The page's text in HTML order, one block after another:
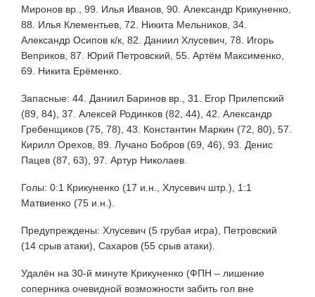
Миронов вр., 99. Илья Иванов, 90. Александр Крикуненко,
88. Илья Клементьев, 72. Никита Мельников, 34.
Александр Осипов к/к, 82. Даниил Хлусевич, 78. Игорь
Веприков, 87. Юрий Петровский, 55. Артём Максименко,
69. Никита Ерёменко.
Запасные: 44. Даниил Баринов вр., 31. Егор Прилепский
(89, 84), 37. Алексей Родинков (82, 44), 42. Александр
Гребенщиков (75, 78), 43. Константин Маркин (72, 80), 57.
Кирилл Орехов, 89. Лучано Бобров (69, 46), 93. Денис
Пацев (87, 63), 97. Артур Николаев.
Голы: 0:1 Крикуненко (17 и.н., Хлусевич штр.), 1:1
Матвиенко (75 и.н.).
Предупреждены: Хлусевич (5 грубая игра), Петровский
(14 срыв атаки), Сахаров (55 срыв атаки).
Удалён на 30-й минуте Крикуненко (ФПН – лишение
соперника очевидной возможности забить гол вне